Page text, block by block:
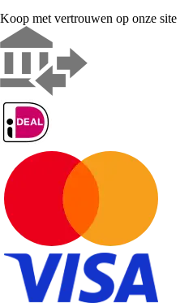
Koop met vertrouwen op onze site